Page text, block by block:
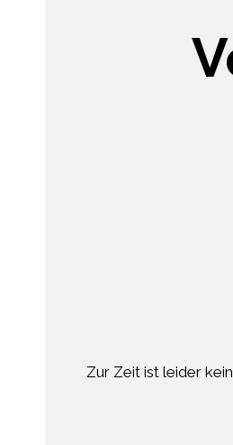
Zur Zeit ist leider